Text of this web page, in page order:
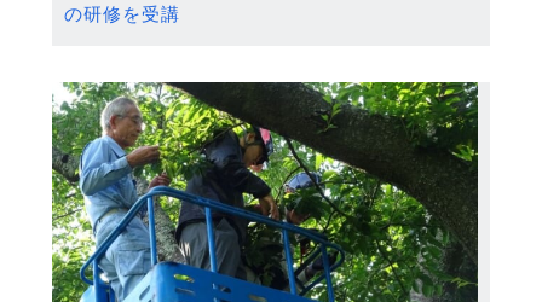
の研修を受講